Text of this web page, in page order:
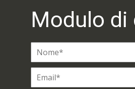
Modulo